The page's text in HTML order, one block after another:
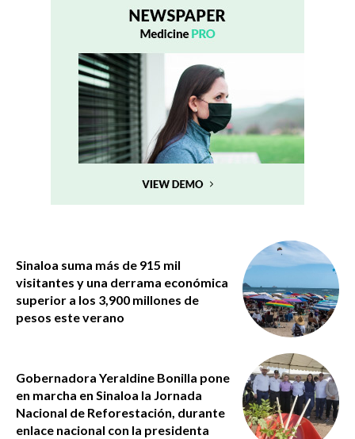
Sinaloa suma más de 915 mil
visitantes y una derrama económica
superior a los 3,900 millones de
pesos este verano
Gobernadora Yeraldine Bonilla pone
en marcha en Sinaloa la Jornada
Nacional de Reforestación, durante
enlace nacional con la presidenta